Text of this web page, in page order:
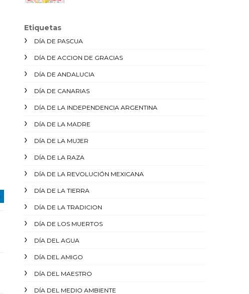
Etiquetas
DÍA DE PASCUA
DÍA DE ACCION DE GRACIAS
DÍA DE ANDALUCIA
DÍA DE CANARIAS
DÍA DE LA INDEPENDENCIA ARGENTINA
DÍA DE LA MADRE
DÍA DE LA MUJER
DÍA DE LA RAZA
DÍA DE LA REVOLUCIÓN MEXICANA
DÍA DE LA TIERRA
DÍA DE LA TRADICION
DÍA DE LOS MUERTOS
DÍA DEL AGUA
DÍA DEL AMIGO
DÍA DEL MAESTRO
DÍA DEL MEDIO AMBIENTE